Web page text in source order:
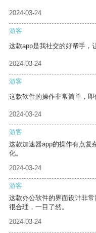
2024-03-24
游客
这款app是我社交的好帮手，
2024-03-24
游客
这款软件的操作非常简单，即
2024-03-24
游客
这款加速器app的操作有点复
化。
2024-03-24
游客
这款办公软件的界面设计非
很合理，一目了然。
2024-03-24